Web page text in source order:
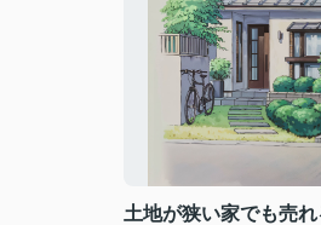
土地が狭い家でも売